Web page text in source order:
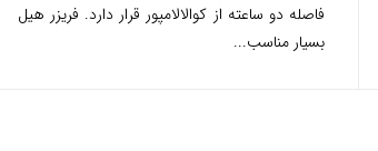
فاصله دو ساعته از کوالالامپور قرار دارد. فریزر هیل
بسیار مناسب...